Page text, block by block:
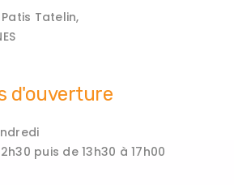
Tatelin,
d'ouverture
puis de 13h30 à 17h00